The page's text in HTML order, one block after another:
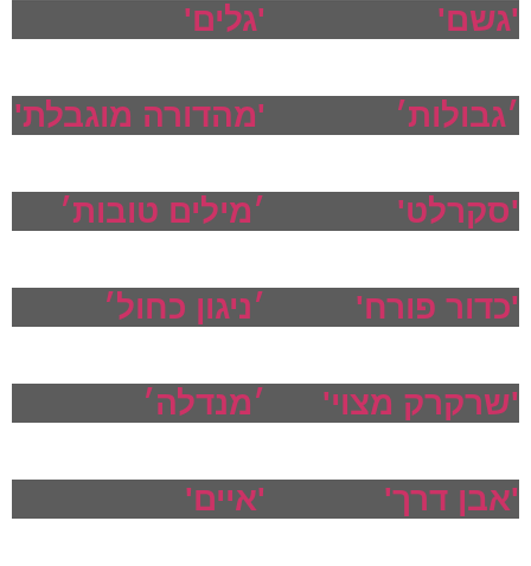
'גשם' 'גלים'
׳גבולות׳ 'מהדורה מוגבלת'
'סקרלט' ׳מילים טובות׳
'כדור פורח' ׳ניגון כחול׳
'שרקרק מצוי' ׳מנדלה׳
'אבן דרך' 'איים'